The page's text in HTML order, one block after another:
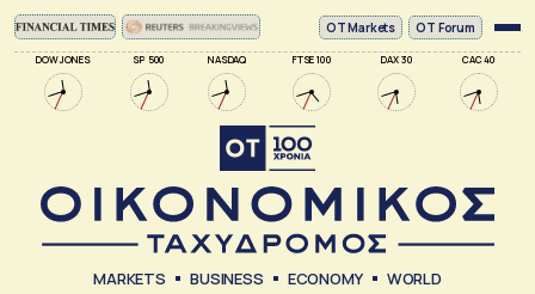
DOW JONES SP 500 NASDAQ FTSE 100 DAX 30 CAC 40
ΟΤ Markets OT Forum
MARKETS BUSINESS ECONOMY WORLD